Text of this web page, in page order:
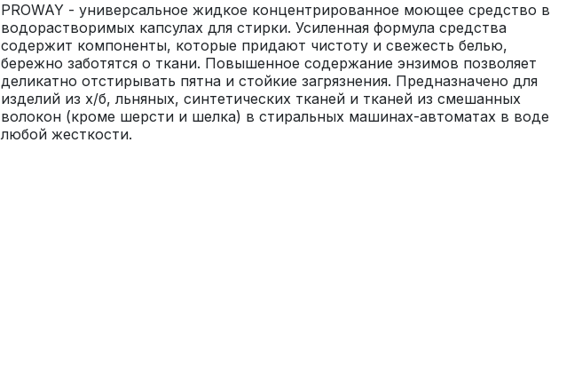
PROWAY - универсальное жидкое концентрированное моющее средство в
водорастворимых капсулах для стирки. Усиленная формула средства
содержит компоненты, которые придают чистоту и свежесть белью,
бережно заботятся о ткани. Повышенное содержание энзимов позволяет
деликатно отстирывать пятна и стойкие загрязнения. Предназначено для
изделий из х/б, льняных, синтетических тканей и тканей из смешанных
волокон (кроме шерсти и шелка) в стиральных машинах-автоматах в воде
любой жесткости.